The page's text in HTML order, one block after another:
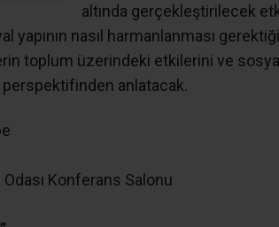
altında gerçekleştirilecek
nasıl harmanlanması
toplum üzerindeki etkilerini ve
anlatacak.
Konferans Salonu